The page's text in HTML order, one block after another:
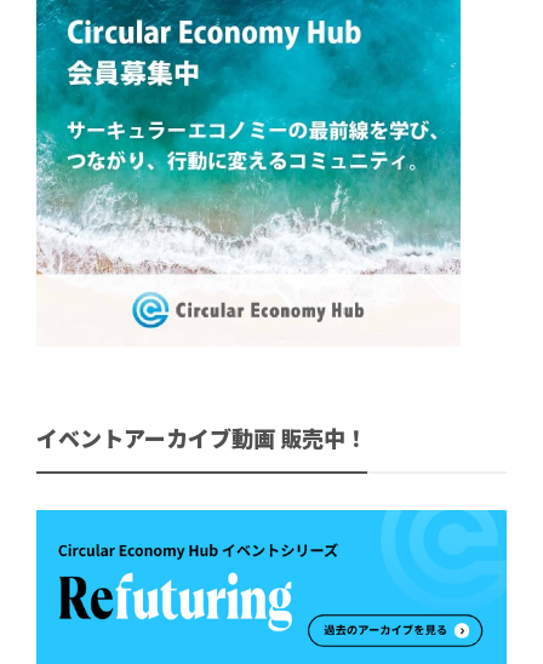
イベントアーカイブ動画 販売中！